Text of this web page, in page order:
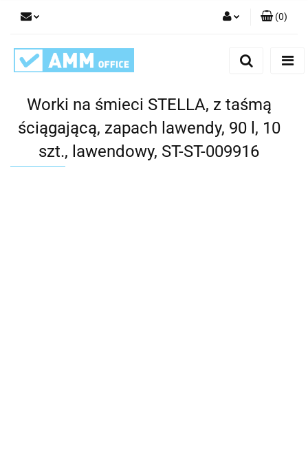
(0)
Worki na śmieci STELLA, z taśmą
ściągającą, zapach lawendy, 90 l, 10
szt., lawendowy, ST-ST-009916